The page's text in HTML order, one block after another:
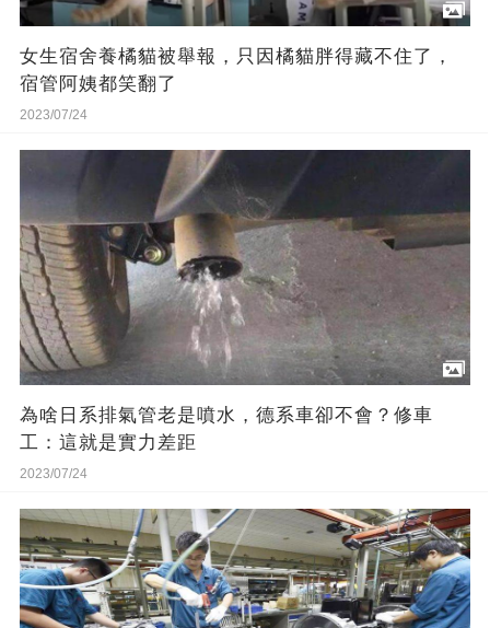
女生宿舍養橘貓被舉報，只因橘貓胖得藏不住了，
宿管阿姨都笑翻了
2023/07/24
為啥日系排氣管老是噴水，德系車卻不會？修車
工：這就是實力差距
2023/07/24